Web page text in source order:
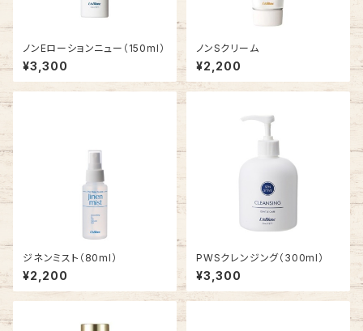
ノンEローションニュー（150ml）
¥3,300
ノンSクリーム
¥2,200
ジネンミスト（80ml）
¥2,200
PWSクレンジング（300ml）
¥3,300